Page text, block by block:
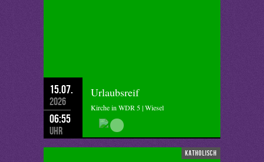
15.07.
2026
06:55
Uhr
Urlaubsreif
Kirche in WDR 5 | Wiesel
katholisch